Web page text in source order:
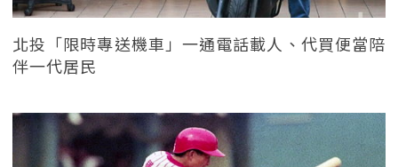
北投「限時專送機車」一通電話載人、代買便當陪
伴一代居民